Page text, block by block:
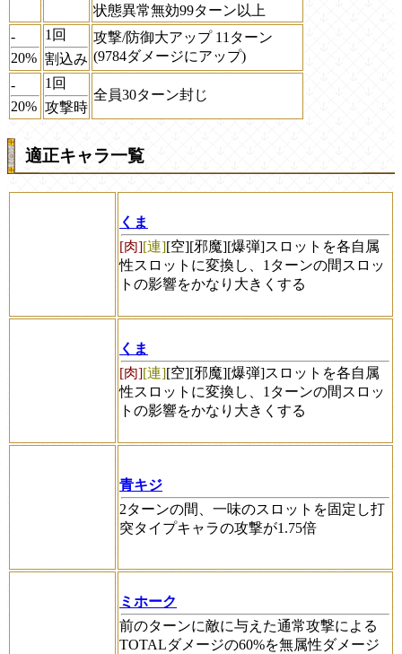
状態異常無効99ターン以上
-
20%
1回
割込み
攻撃/防御大アップ 11ターン
(9784ダメージにアップ)
-
20%
1回
攻撃時
全員30ターン封じ
適正キャラ一覧
くま
[肉][連][空][邪魔][爆弾]スロットを各自属
性スロットに変換し、1ターンの間スロッ
トの影響をかなり大きくする
くま
[肉][連][空][邪魔][爆弾]スロットを各自属
性スロットに変換し、1ターンの間スロッ
トの影響をかなり大きくする
青キジ
2ターンの間、一味のスロットを固定し打
突タイプキャラの攻撃が1.75倍
ミホーク
前のターンに敵に与えた通常攻撃による
TOTALダメージの60%を無属性ダメージ